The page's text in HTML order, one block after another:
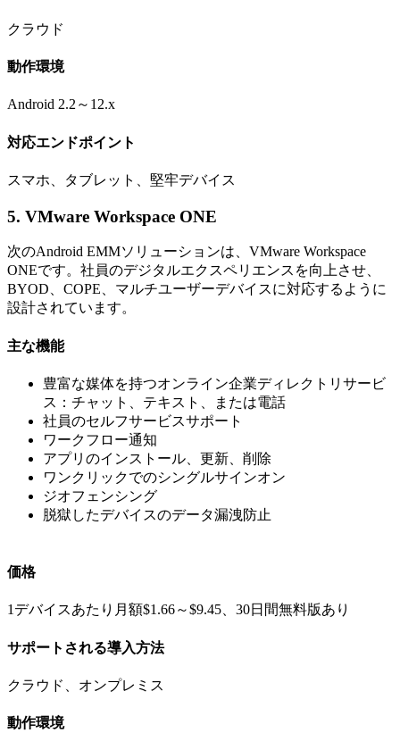
クラウド
動作環境
Android 2.2～12.x
対応エンドポイント
スマホ、タブレット、堅牢デバイス
5. VMware Workspace ONE
次のAndroid EMMソリューションは、VMware Workspace
ONEです。社員のデジタルエクスペリエンスを向上させ、
BYOD、COPE、マルチユーザーデバイスに対応するように
設計されています。
主な機能
豊富な媒体を持つオンライン企業ディレクトリサービ
ス：チャット、テキスト、または電話
社員のセルフサービスサポート
ワークフロー通知
アプリのインストール、更新、削除
ワンクリックでのシングルサインオン
ジオフェンシング
脱獄したデバイスのデータ漏洩防止
価格
1デバイスあたり月額$1.66～$9.45、30日間無料版あり
サポートされる導入方法
クラウド、オンプレミス
動作環境